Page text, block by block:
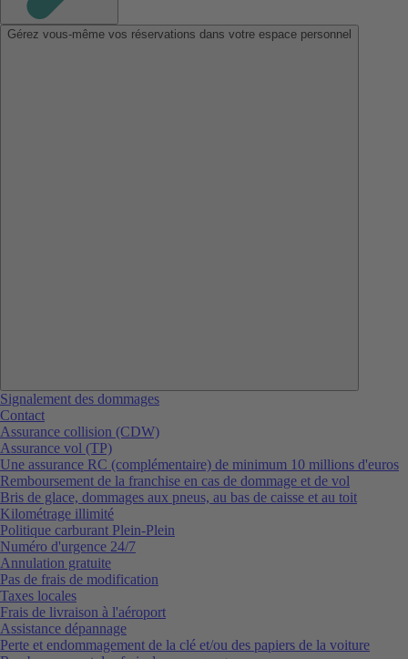
Gérez vous-même vos réservations dans votre espace personnel
Signalement des dommages
Contact
Assurance collision (CDW)
Assurance vol (TP)
Une assurance RC (complémentaire) de minimum 10 millions d'euros
Remboursement de la franchise en cas de dommage et de vol
Bris de glace, dommages aux pneus, au bas de caisse et au toit
Kilométrage illimité
Politique carburant Plein-Plein
Numéro d'urgence 24/7
Annulation gratuite
Pas de frais de modification
Taxes locales
Frais de livraison à l'aéroport
Assistance dépannage
Perte et endommagement de la clé et/ou des papiers de la voiture